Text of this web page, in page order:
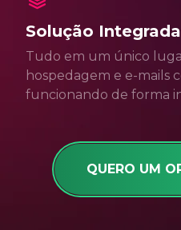
Solução Integrada
Tudo em um único
hospedagem e e-mails
funcionando de forma
QUERO UM